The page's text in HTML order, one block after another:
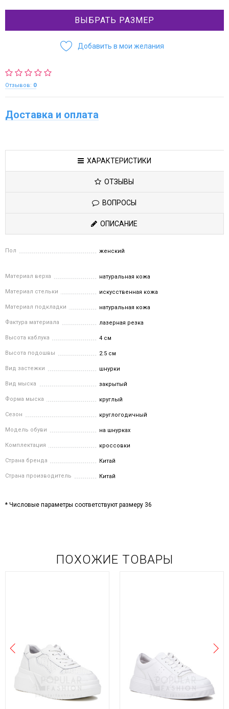
ВЫБРАТЬ РАЗМЕР
Добавить в мои желания
Отзывов: 0
Доставка и оплата
ХАРАКТЕРИСТИКИ
ОТЗЫВЫ
ВОПРОСЫ
ОПИСАНИЕ
Пол женский
Материал верха натуральная кожа
Материал стельки искусственная кожа
Материал подкладки натуральная кожа
Фактура материала лазерная резка
Высота каблука 4 см
Высота подошвы 2.5 см
Вид застежки шнурки
Вид мыска закрытый
Форма мыска круглый
Сезон круглогодичный
Модель обуви на шнурках
Комплектация кроссовки
Страна бренда Китай
Страна производитель Китай
* Числовые параметры соответствуют размеру 36
ПОХОЖИЕ ТОВАРЫ